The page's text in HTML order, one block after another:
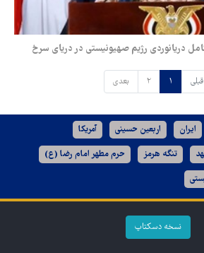
دریانوردی رژیم صهیونیستی در دریای سرخ
قبلی ۱ ۲ بعدی
ایران اربعین حسینی آمریکا
تنگه هرمز حرم مطهر امام رضا (ع)
نسخه دسکتاپ